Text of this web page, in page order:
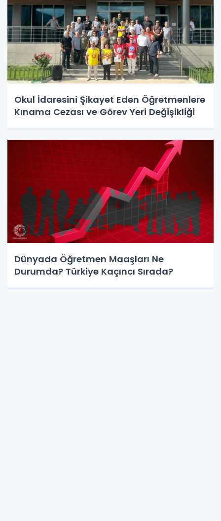
Okul İdaresini Şikayet Eden Öğretmenlere
Kınama Cezası ve Görev Yeri Değişikliği
Dünyada Öğretmen Maaşları Ne
Durumda? Türkiye Kaçıncı Sırada?